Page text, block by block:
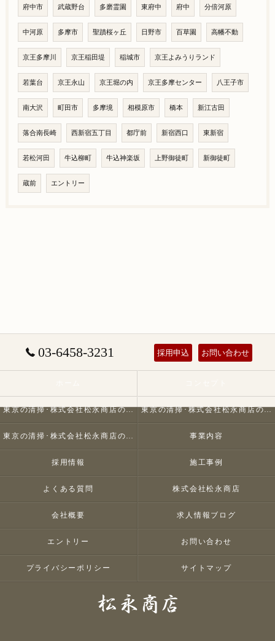
府中市 武蔵野台 多磨霊園 東府中 府中 分倍河原
中河原 多摩市 聖蹟桜ヶ丘 日野市 百草園 高幡不動
京王多摩川 京王稲田堤 稲城市 京王よみうりランド
若葉台 京王永山 京王堀の内 京王多摩センター 八王子市
南大沢 町田市 多摩境 相模原市 橋本 新江古田
落合南長崎 西新宿五丁目 都庁前 新宿西口 東新宿
若松河田 牛込柳町 牛込神楽坂 上野御徒町 新御徒町
蔵前 エントリー
03-6458-3231 採用申込 お問い合わせ
東京の清掃･株式会社松永商店の口コミ情報 東京の清掃･株式会社松永商店の評判
東京の清掃･株式会社松永商店のお客様の声 事業内容
採用情報 施工事例
よくある質問 株式会社松永商店
会社概要 求人情報ブログ
エントリー お問い合わせ
プライバシーポリシー サイトマップ